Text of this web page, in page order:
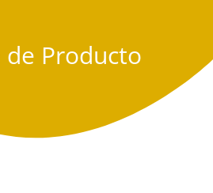
Producto